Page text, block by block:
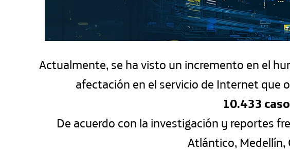
Actualmente, se ha visto un incremento en el
afectación en el servicio de Internet que
10.433
De acuerdo con la investigación y reportes
Atlántico, Medellín,